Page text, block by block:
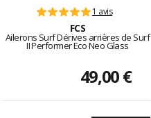
1 avis
FCS
Ailerons Surf Dérives arrières de Surf
II Performer Eco Neo Glass
49,00 €